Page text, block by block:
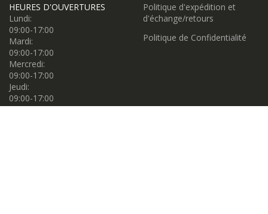
HEURES D'OUVERTURES
Lundi:
09:00-17:00
Mardi:
09:00-17:00
Mercredi:
09:00-17:00
Jeudi:
09:00-17:00
Vendredi:
Politique d'expédition et
d'échange/retours
Politique de Confidentialité